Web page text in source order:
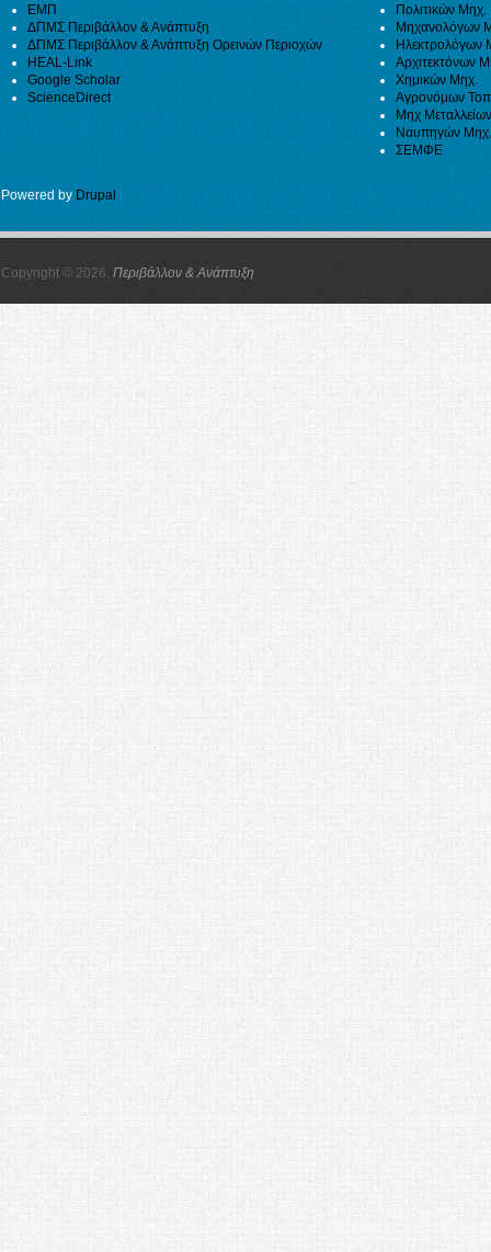
ΕΜΠ
ΔΠΜΣ Περιβάλλον & Ανάπτυξη
ΔΠΜΣ Περιβάλλον & Ανάπτυξη Ορεινών Περιοχών
HEAL-Link
Google Scholar
ScienceDirect
Πολιτικών Μηχ.
Μηχανολόγων
Ηλεκτρολόγων
Αρχιτεκτόνων
Χημικών Μηχ.
Αγρονόμων
Μηχ
Ναυπηγών Μηχ.
ΣΕΜΦΕ
Powered by Drupal
Copyright © 2026, Περιβάλλον & Ανάπτυξη